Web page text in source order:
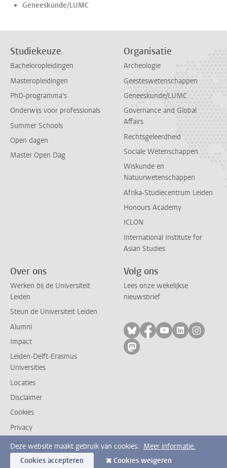
Geneeskunde/LUMC
Studiekeuze
Bacheloropleidingen
Masteropleidingen
PhD-programma's
Onderwijs voor professionals
Summer Schools
Open dagen
Master Open Dag
Organisatie
Archeologie
Geesteswetenschappen
Geneeskunde/LUMC
Governance and Global
Affairs
Rechtsgeleerdheid
Sociale Wetenschappen
Wiskunde en
Natuurwetenschappen
Afrika-Studiecentrum Leiden
Honours Academy
ICLON
International Institute for
Asian Studies
Over ons
Werken bij de Universiteit
Leiden
Steun de Universiteit Leiden
Alumni
Impact
Leiden-Delft-Erasmus
Universities
Locaties
Disclaimer
Cookies
Privacy
Contact
Volg ons
Lees onze wekelijkse
nieuwsbrief
Volg ons op bluesky
Volg ons op
Volg ons op
Volg ons
Volg
Volg ons op mastodon
Deze website maakt gebruik van cookies. Meer informatie.
Cookies accepteren
Cookies weigeren